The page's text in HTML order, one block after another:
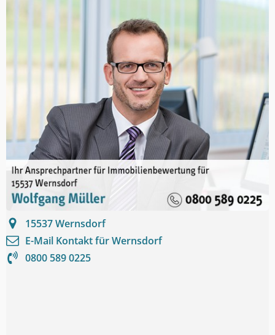
15537Wernsdorf
E-Mail Kontakt fürWernsdorf
0800 589 0225